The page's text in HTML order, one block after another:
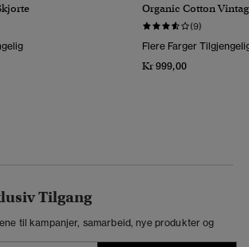
Organic Cotton
(9)
Flere Farger
Kr 999,00
Tilgang
til kampanjer, samarbeid, nye produkter og